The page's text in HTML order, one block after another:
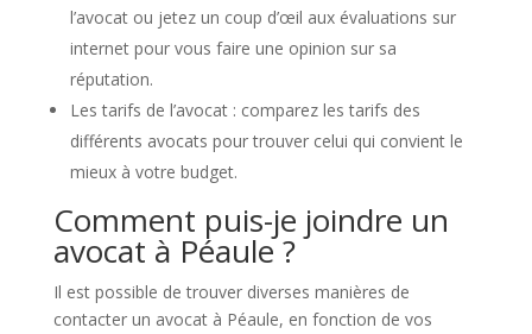
l’avocat ou jetez un coup d’œil aux évaluations sur
internet pour vous faire une opinion sur sa
réputation.
Les tarifs de l’avocat : comparez les tarifs des
différents avocats pour trouver celui qui convient le
mieux à votre budget.
Comment puis-je joindre un
avocat à Péaule ?
Il est possible de trouver diverses manières de
contacter un avocat à Péaule, en fonction de vos